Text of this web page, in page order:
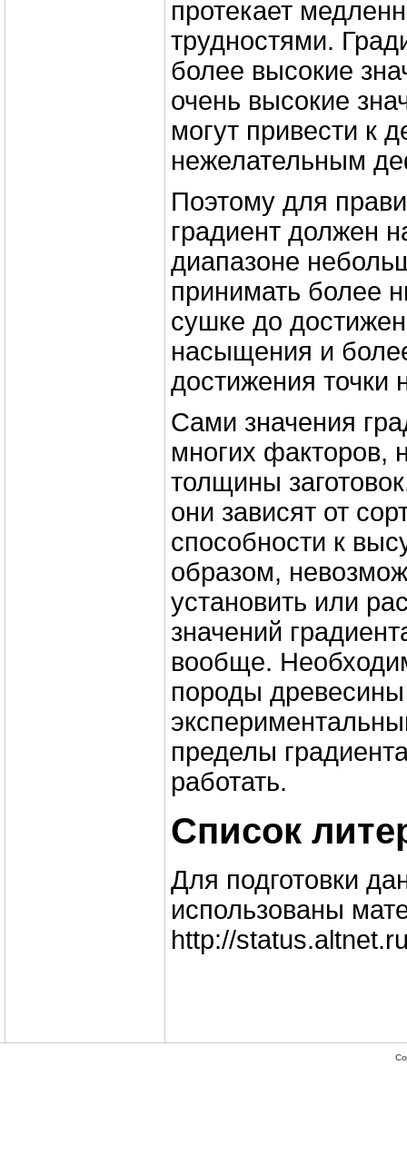
протекает
трудностями.
более высокие
очень высокие
могут привести к
нежелательным
Поэтому для
градиент должен
диапазоне
принимать более
сушке до
насыщения и
достижения точки
Сами значения
многих факторов,
толщины
они зависят от
способности к
образом,
установить или
значений
вообще.
породы
пределы
работать.
Список
Для подготовки
использованы
http://